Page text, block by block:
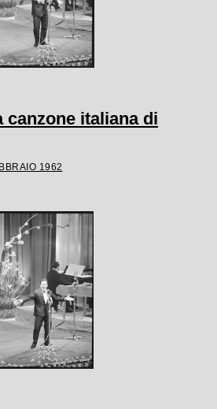
canzone italiana di
1962